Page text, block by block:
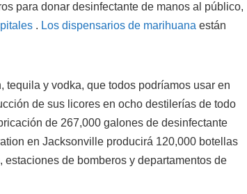
para donar desinfectante de manos al público,
. Los dispensarios de marihuana están
tequila y vodka, que todos podríamos usar en
de sus licores en ocho destilerías de todo
de 267,000 galones de desinfectante
en Jacksonville producirá 120,000 botellas
de bomberos y departamentos de